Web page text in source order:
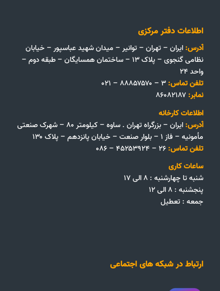
اطلاعات دفتر مرکزی
آدرس: ایران – تهران – توانیر – میدان شهید عباسپور – خیابان
نظامی گنجوی – پلاک ۱۳ – ساختمان همسایگان – طبقه دوم –
واحد ۲۴
تلفن تماس:
نمابر:
اطلاعات کارخانه
آدرس:
ایران – بزرگراه تهران . ساوه – کیلومتر ۸۰ – شهرک صنعتی
مأمونیه – فاز ۱ – بلوار صنعت – خیابان پانزدهم – پلاک ۱۳۰
تلفن تماس:
ساعات کاری
شنبه تا چهارشنبه : ۸ الی ۱۷
پنجشنبه : ۸ الی ۱۲
جمعه‌ :‌ تعطیل
ارتباط در شبکه های اجتماعی